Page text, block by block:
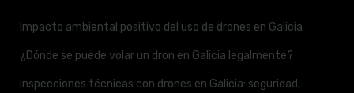
Impacto ambiental positivo del uso de drones en Galicia
¿Dónde se puede volar un dron en Galicia legalmente?
Inspecciones técnicas con drones en Galicia: seguridad,